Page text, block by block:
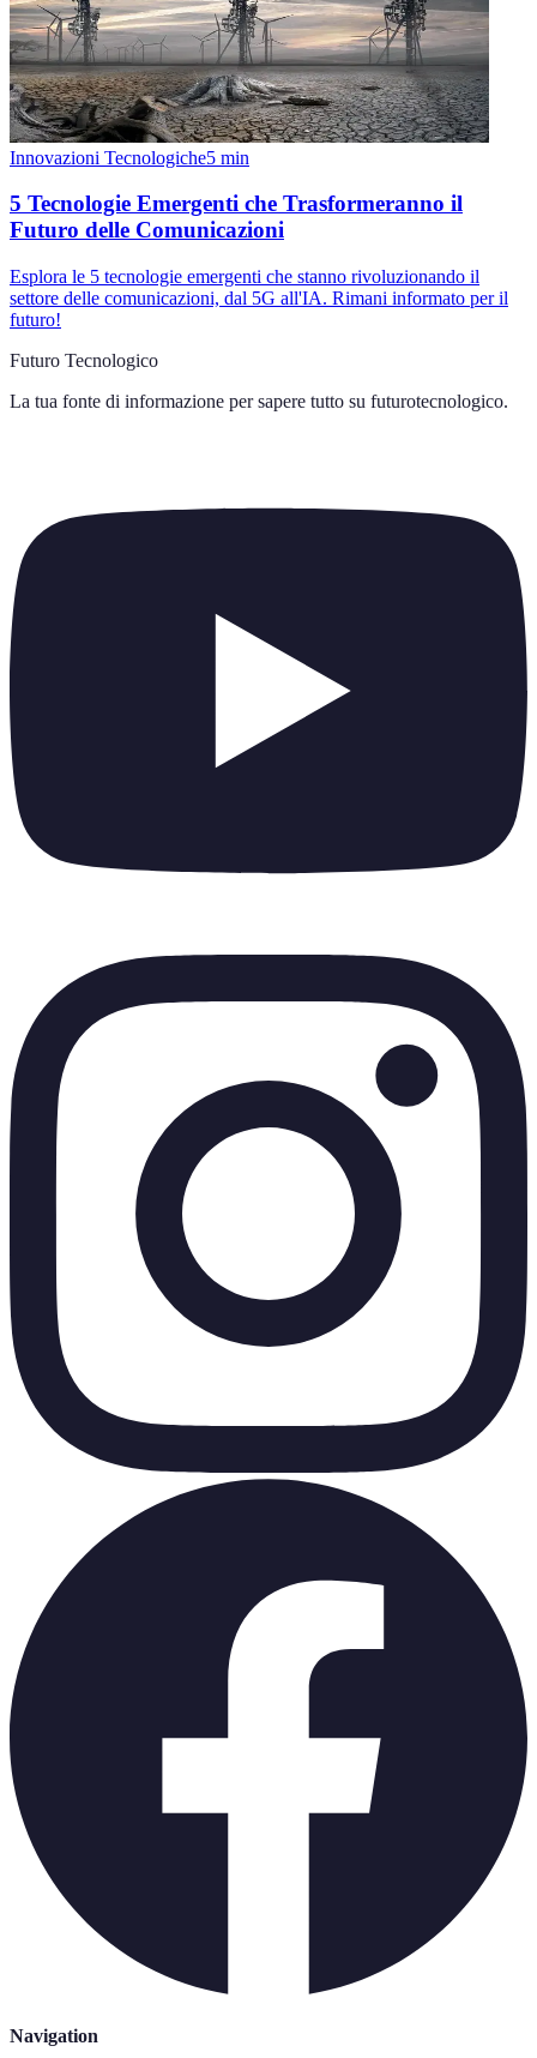
Innovazioni Tecnologiche5 min
5 Tecnologie Emergenti che Trasformeranno il
Futuro delle Comunicazioni
Esplora le 5 tecnologie emergenti che stanno rivoluzionando il
settore delle comunicazioni, dal 5G all'IA. Rimani informato per il
futuro!
Futuro Tecnologico
La tua fonte di informazione per sapere tutto su futurotecnologico.
Navigation